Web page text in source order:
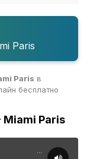
Paris
Paris в
бесплатно
Miami Paris
...